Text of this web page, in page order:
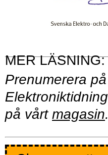
Prenumerera på
på vårt magasin.